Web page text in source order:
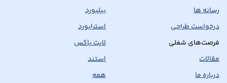
رسانه ها
درخواست طراحی
فرصت‌های شغلی
مقالات
درباره ما
بیلبورد
استرابورد
لایت باکس
استند
همه